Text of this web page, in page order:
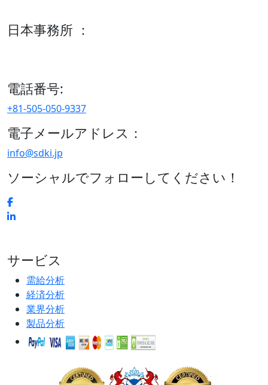
日本事務所 ：
電話番号:
+81-505-050-9337
電子メールアドレス：
info@sdki.jp
ソーシャルでフォローしてください！
サービス
需給分析
経済分析
業界分析
製品分析